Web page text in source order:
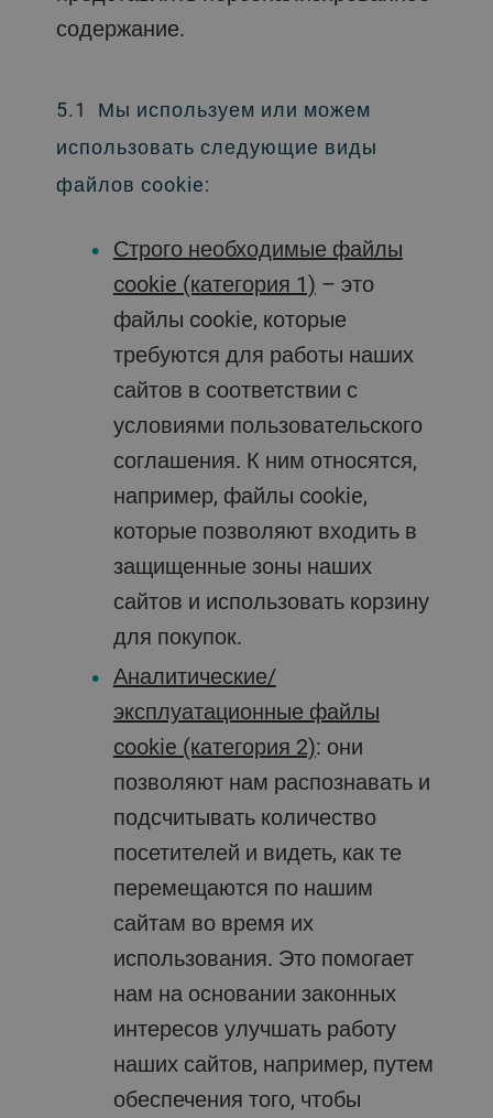
содержание.
5.1 Мы используем или можем
использовать следующие виды
файлов cookie:
Строго необходимые файлы
cookie (категория 1) – это
файлы cookie, которые
требуются для работы наших
сайтов в соответствии с
условиями пользовательского
соглашения. К ним относятся,
например, файлы cookie,
которые позволяют входить в
защищенные зоны наших
сайтов и использовать корзину
для покупок.
Аналитические/
эксплуатационные файлы
cookie (категория 2): они
позволяют нам распознавать и
подсчитывать количество
посетителей и видеть, как те
перемещаются по нашим
сайтам во время их
использования. Это помогает
нам на основании законных
интересов улучшать работу
наших сайтов, например, путем
обеспечения того, чтобы